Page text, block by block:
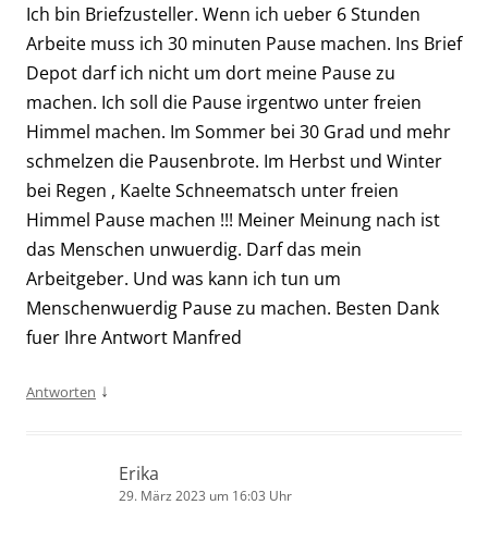
Ich bin Briefzusteller. Wenn ich ueber 6 Stunden
Arbeite muss ich 30 minuten Pause machen. Ins Brief
Depot darf ich nicht um dort meine Pause zu
machen. Ich soll die Pause irgentwo unter freien
Himmel machen. Im Sommer bei 30 Grad und mehr
schmelzen die Pausenbrote. Im Herbst und Winter
bei Regen , Kaelte Schneematsch unter freien
Himmel Pause machen !!! Meiner Meinung nach ist
das Menschen unwuerdig. Darf das mein
Arbeitgeber. Und was kann ich tun um
Menschenwuerdig Pause zu machen. Besten Dank
fuer Ihre Antwort Manfred
Antworten ↓
Erika
29. März 2023 um 16:03 Uhr